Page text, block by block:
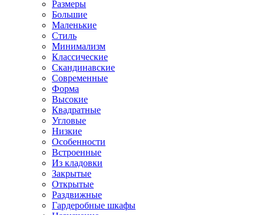
Размеры
Большие
Маленькие
Стиль
Минимализм
Классические
Скандинавские
Современные
Форма
Высокие
Квадратные
Угловые
Низкие
Особенности
Встроенные
Из кладовки
Закрытые
Открытые
Раздвижные
Гардеробные шкафы